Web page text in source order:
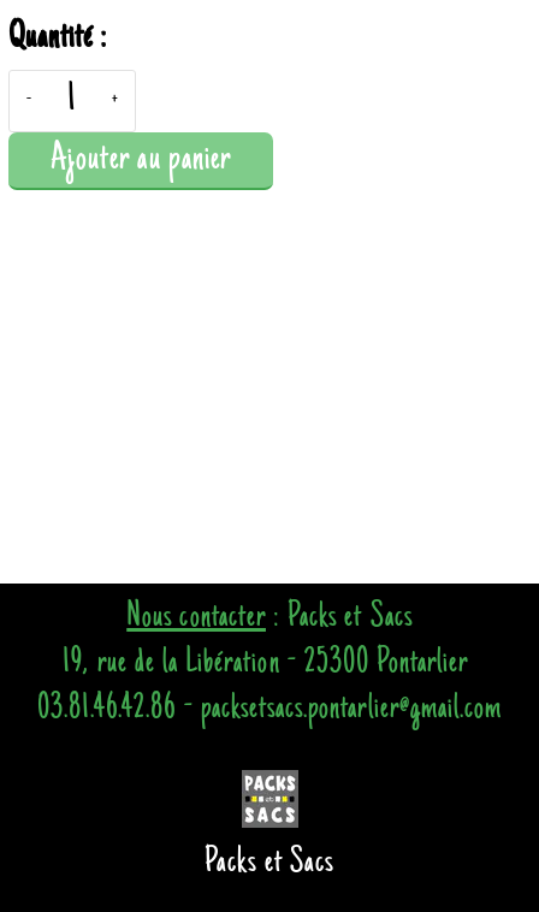
Quantité :
- +
Ajouter au panier
Nous contacter: Packs et Sacs
19, rue de la Libération - 25300 Pontarlier
03.81.46.42.86 - packsetsacs.pontarlier@gmail.com
Packs et Sacs